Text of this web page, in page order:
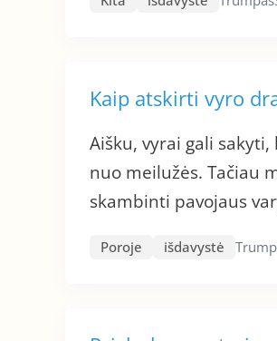
Kaip atskirti vyro
Aišku, vyrai gali
nuo meilužės. Tačiau
skambinti pavojaus
Poroje išdavystė